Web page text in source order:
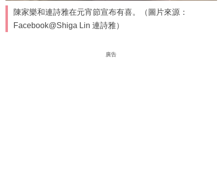
陳家樂和連詩雅在元宵節宣布有喜。（圖片來源：
Facebook@Shiga Lin 連詩雅）
廣告